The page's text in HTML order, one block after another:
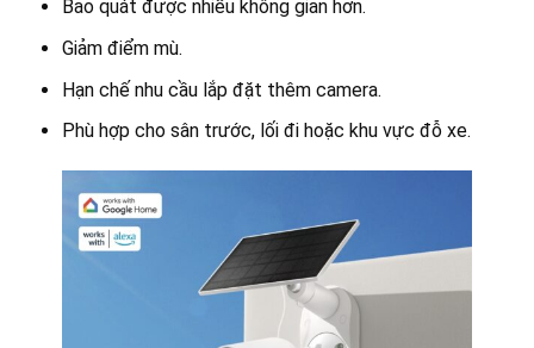
Bao quát được nhiều không gian hơn.
Giảm điểm mù.
Hạn chế nhu cầu lắp đặt thêm camera.
Phù hợp cho sân trước, lối đi hoặc khu vực đỗ xe.